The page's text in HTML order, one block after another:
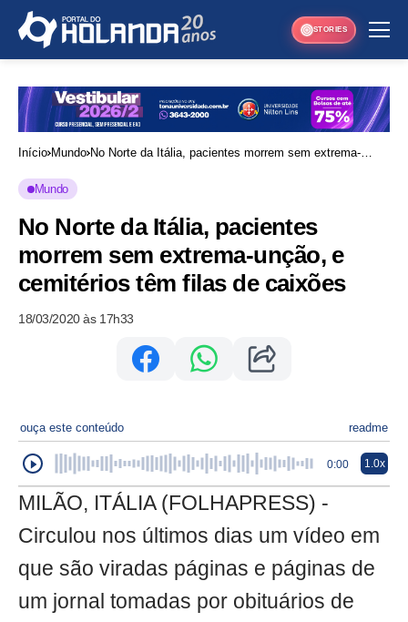
STORIES
Início Mundo No Norte da Itália, pacientes morrem sem extrema-
Mundo
No Norte da Itália, pacientes
morrem sem extrema-unção, e
cemitérios têm filas de caixões
18/03/2020 às 17h33
ouça este conteúdo readme
0:00 1.0x
MILÃO, ITÁLIA (FOLHAPRESS) -
Circulou nos últimos dias um vídeo em
que são viradas páginas e páginas de
um jornal tomadas por obituários de